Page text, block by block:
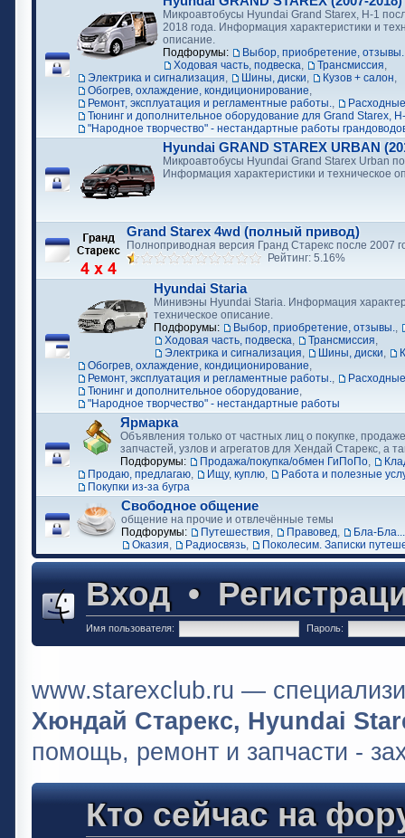
Микроавтобусы Hyundai Grand Starex, H-1
2018 года. Информация характеристики и
описание.
Подфорумы:
Выбор, приобретение, отзывы.
Ходовая часть, подвеска, Трансмиссия,
Электрика и сигнализация, Шины, диски, Кузов + салон,
Обогрев, охлаждение, кондиционирование,
Ремонт, эксплуатация и регламентные работы.,
Тюнинг и дополнительное оборудование для Grand Starex,
"Народное творчество" - нестандартные работы
Hyundai GRAND STAREX URBAN
Микроавтобусы Hyundai Grand Starex Urban
Информация характеристики и техническое
Grand Starex 4wd (полный привод)
Полноприводная версия Гранд Старекс после 2007
Рейтинг: 5.16%
Hyundai Staria
Минивэны Hyundai Staria. Информация
техническое описание.
Подфорумы:
Выбор, приобретение, отзывы.,
Ходовая часть, подвеска, Трансмиссия,
Электрика и сигнализация, Шины, диски,
Обогрев, охлаждение, кондиционирование,
Ремонт, эксплуатация и регламентные работы.,
Тюнинг и дополнительное оборудование,
"Народное творчество" - нестандартные работы
Ярмарка
Объявления только от частных лиц о покупке,
запчастей, узлов и агрегатов для Хендай Старекс, а
Подфорумы:
Продажа/покупка/обмен ГиПоПо,
Продаю, предлагаю, Ищу, куплю,
Работа и полезные
Покупки из-за бугра
Свободное общение
общение на прочие и отвлечённые темы
Подфорумы:
Путешествия, Правовед,
Бла-Бла...
Оказия, Радиосвязь, Поколесим. Записки
Вход•
Имя пользователя: Пароль:
www.starexclub.ru —
Хюндай Старекс, Hyundai
помощь, ремонт и запчасти -
Кто сейчас на